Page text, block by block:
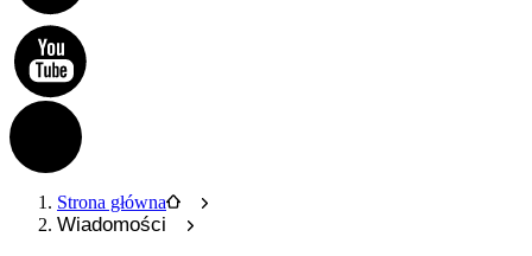
Strona główna
Wiadomości